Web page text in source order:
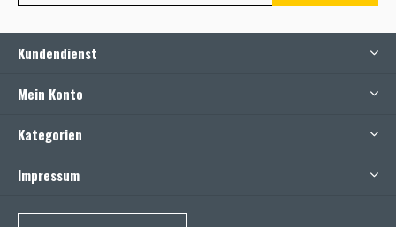
Kundendienst
Mein Konto
Kategorien
Impressum